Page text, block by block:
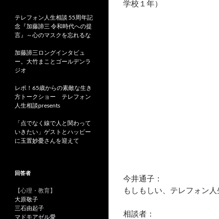
学校１年）
今井通子：
もしもしい、テレフォン人
相談者：
テレフォン人生相談 55周年記
念『加藤諦三 令和時代への提
言』～心のマスクを忘れるな
加藤諦三ロングインタビュ
ー。大竹まことゴールデンラ
ジオ
レポ！65歳からの素敵な生き
方トークショー テレフォン
人生相談presents
「点でなく線で人と関わって
いきたい」ゲストとハッピー
に玉置妙憂さんを迎えて
回答者
【心理・教育】
大原敬子
三石由起子
マドモアゼル愛